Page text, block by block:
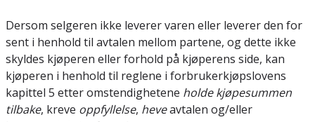
Dersom selgeren ikke leverer varen eller leverer den for
sent i henhold til avtalen mellom partene, og dette ikke
skyldes kjøperen eller forhold på kjøperens side, kan
kjøperen i henhold til reglene i forbrukerkjøpslovens
kapittel 5 etter omstendighetene holde kjøpesummen
tilbake, kreve oppfyllelse, heveavtalen og/eller